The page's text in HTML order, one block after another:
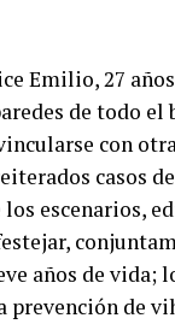
Emilio, 27
de todo
con
casos
escenarios,
años de vida;
prevención de